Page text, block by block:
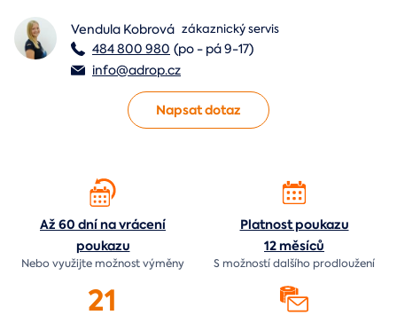
Vendula Kobrová zákaznický servis
484 800 980 (po - pá 9-17)
info@adrop.cz
Napsat dotaz
Až 60 dní na vrácení
poukazu
Nebo využijte možnost výměny
Platnost poukazu
12 měsíců
S možností dalšího prodloužení
21